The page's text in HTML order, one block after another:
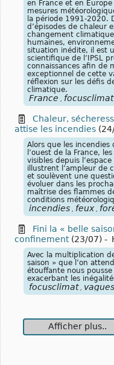
en France et en
mesures
la période 1991-2020.
d’épisodes de chaleur
changement
humaines,
situation inédite, il est
scientifique de l’IPSL
connaissances afin de
exceptionnel de cette
réflexion sur les défis
climatique.
France focusclimat
Chaleur,
attise les incendies
Alors que les
l’ouest de la France,
visibles depuis
illustrent l’ampleur de
et soulèvent une
évoluer dans les
maîtrise des flammes
conditions
incendies feux
Fini la « belle
confinement(23/07) -
Avec la multiplication
saison » que l’on
étouffante nous
exacerbant les
focusclimat vagues
Afficher plus..